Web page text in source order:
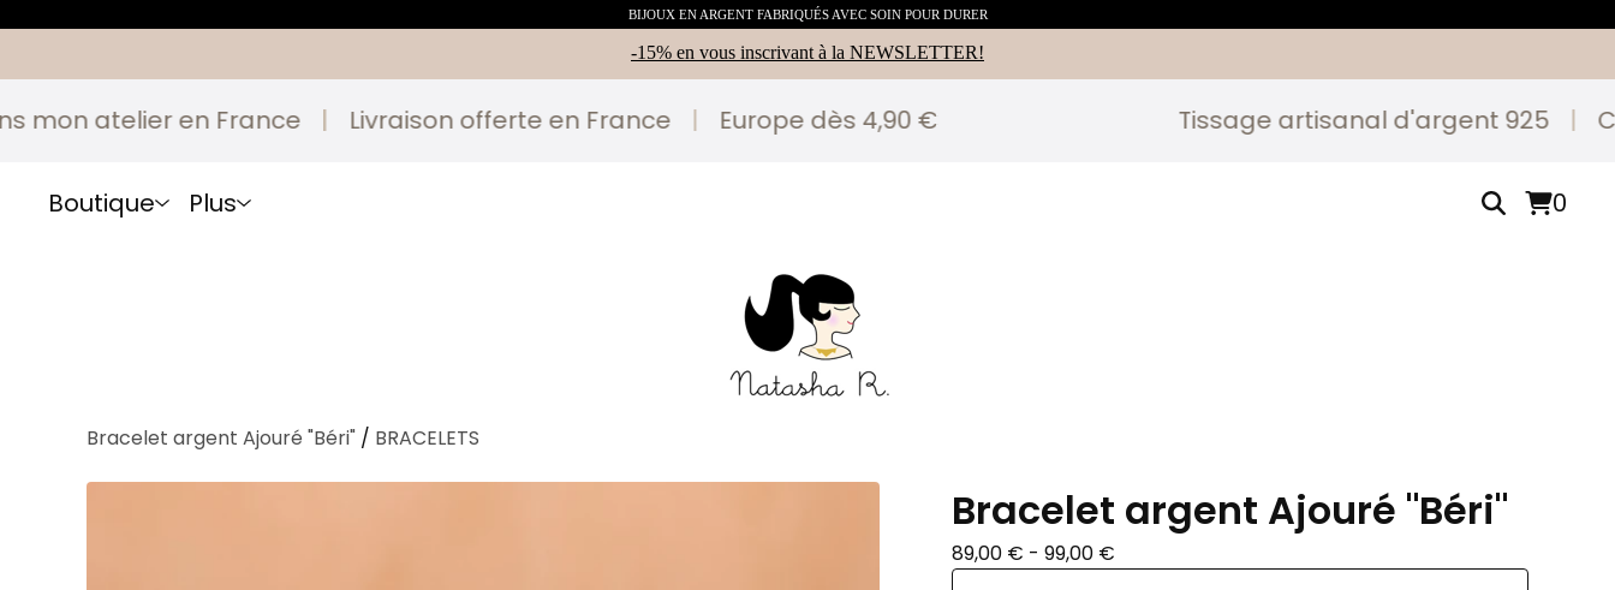
BIJOUX EN ARGENT FABRIQUÉS AVEC SOIN POUR DURER
-15% en vous inscrivant à la NEWSLETTER!
atelier en France | Livraison offerte en France | Europe dès 4,90 € Tissage artisanal d'argent 925 | Créé
Boutique Plus 0
Bracelet argent Ajouré "Béri" / BRACELETS
Bracelet argent Ajouré "Béri"
89,00 € - 99,00 €